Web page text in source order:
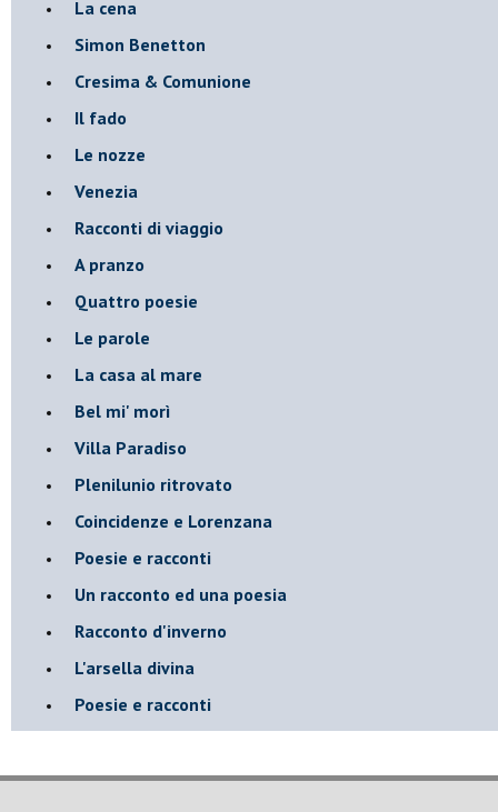
La cena
Simon Benetton
Cresima & Comunione
Il fado
Le nozze
Venezia
Racconti di viaggio
A pranzo
Quattro poesie
Le parole
La casa al mare
Bel mi' morì
Villa Paradiso
Plenilunio ritrovato
Coincidenze e Lorenzana
Poesie e racconti
Un racconto ed una poesia
Racconto d'inverno
​L'arsella divina
Poesie e racconti